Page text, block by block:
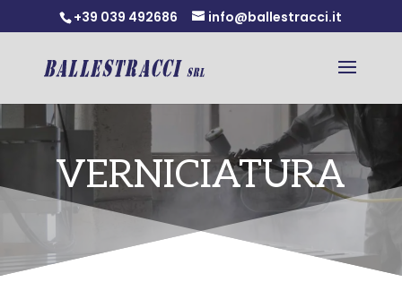
+39 039 492686 info@ballestracci.it
VERNICIATURA